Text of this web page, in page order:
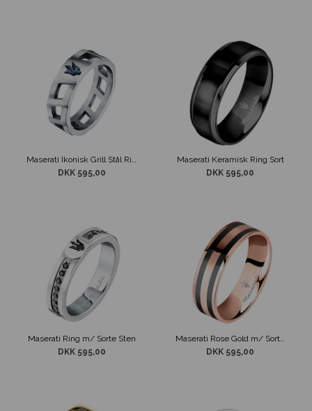
Maserati Ikonisk Grill Stål Ring
DKK 595,00
Maserati Keramisk Ring Sort
DKK 595,00
Maserati Ring m/ Sorte Sten
DKK 595,00
Maserati Rose Gold m/ Sort Ring
DKK 595,00